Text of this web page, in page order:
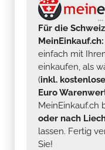
Für die
MeinEinkauf.ch:
einfach mit
einkaufen, als
(inkl.
Euro
MeinEinkauf.ch
oder nach
lassen. Fertig
Sie!